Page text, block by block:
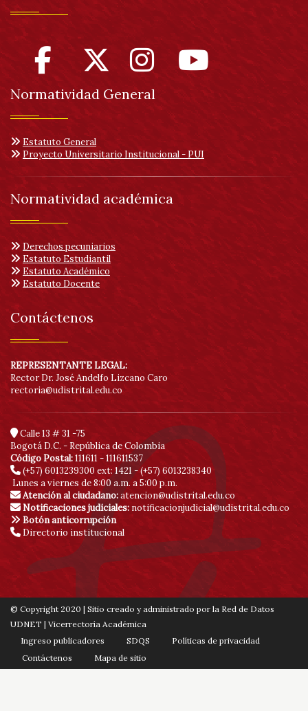
Normatividad General
Estatuto General
Proyecto Universitario Institucional - PUI
Normatividad académica
Derechos pecuniarios
Estatuto Estudiantil
Estatuto Académico
Estatuto Docente
Contáctenos
REPRESENTANTE LEGAL:
Rector Dr. José Andelfo Lizcano Caro
rectoria@udistrital.edu.co
Calle 13 # 31 -75
Bogotá D.C. - República de Colombia
Código Postal:111611 - 111611537
(+57) 6013239300 ext: 1421 - (+57) 6013238340
Lunes a viernes de 8:00 a.m. a 5:00 p.m.
Atención al ciudadano:atencion@udistrital.edu.co
Notificaciones judiciales: notificacionjudicial@udistrital.edu.co
Botón anticorrupción
Directorio institucional
© Copyright 2020 | Sitio creado y administrado por la Red de Datos
UDNET | Vicerrectoría Académica
Ingreso publicadores
SDQS
Políticas de privacidad
Contáctenos
Mapa de sitio